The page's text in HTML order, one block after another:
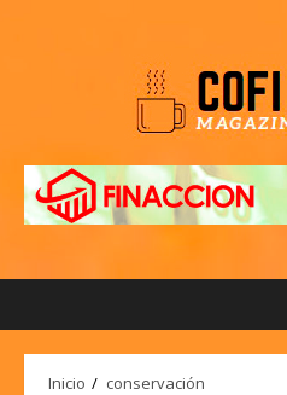
Inicio conservación